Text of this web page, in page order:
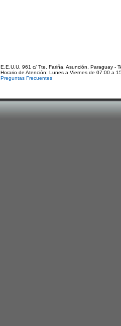
E.E.U.U. 961 c/ Tte. Fariña. Asunción, Paraguay -
Horario de Atención: Lunes a Viernes de 07:00 a
Preguntas Frecuentes